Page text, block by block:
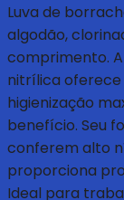
Luva de
algodão,
comprimento.
nitrílica oferece
higienização
benefício. Seu
conferem alto
proporciona
Ideal para